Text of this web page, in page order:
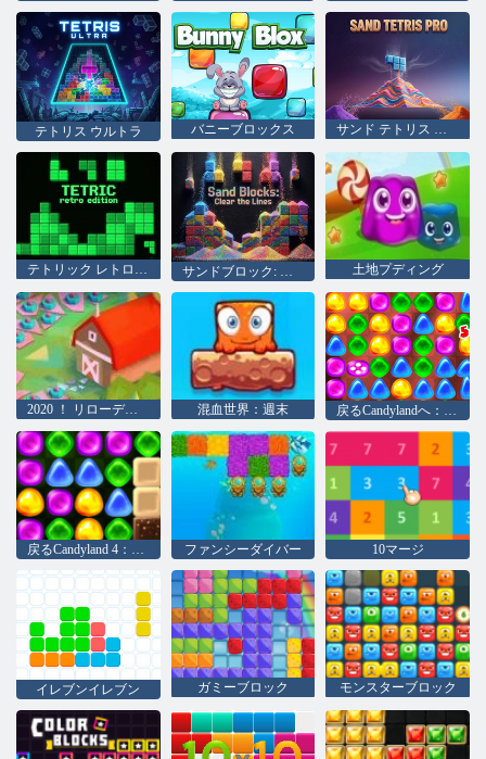
テトリス ウルトラ バニーブロックス サンド テトリス プロ
テトリック レトロエディション 土地プディング
2020 ！ リローデッド 混血世界：週末 戻るCandylandへ：エピソード2
戻るCandyland 4：ロリポップガーデン ファンシーダイバー 10マージ
イレブンイレブン ガミーブロック モンスターブロック